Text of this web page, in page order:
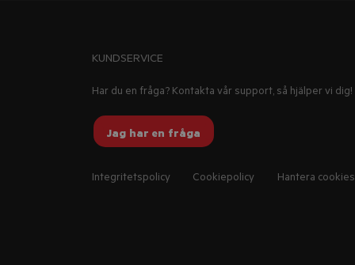
KUNDSERVICE
Har du en fråga? Kontakta vår support, så hjälper vi dig!
Jag har en fråga
Integritetspolicy Cookiepolicy Hantera cookies